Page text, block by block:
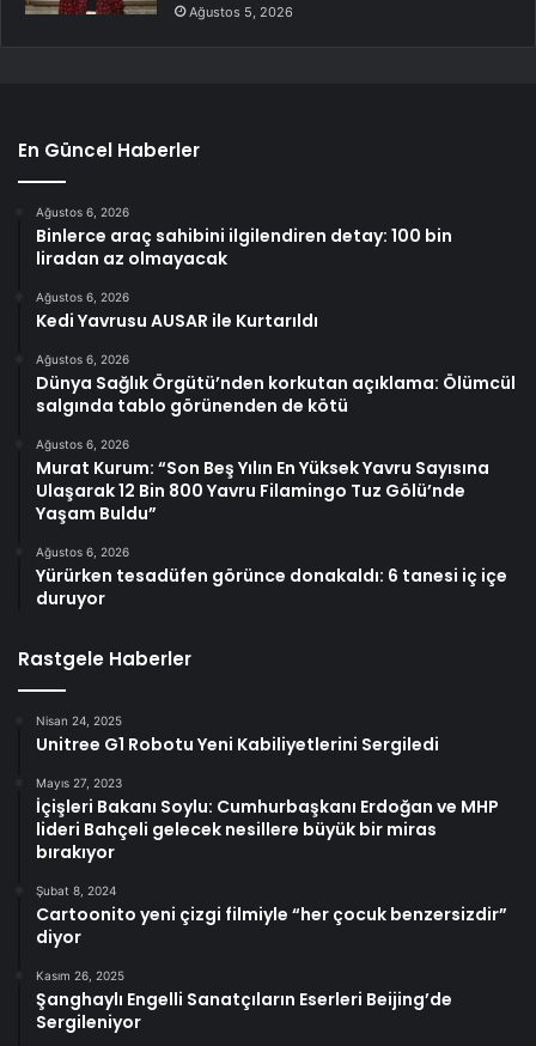
Ağustos 5, 2026
En Güncel Haberler
Ağustos 6, 2026
Binlerce araç sahibini ilgilendiren detay: 100 bin
liradan az olmayacak
Ağustos 6, 2026
Kedi Yavrusu AUSAR ile Kurtarıldı
Ağustos 6, 2026
Dünya Sağlık Örgütü’nden korkutan açıklama: Ölümcül
salgında tablo görünenden de kötü
Ağustos 6, 2026
Murat Kurum: “Son Beş Yılın En Yüksek Yavru Sayısına
Ulaşarak 12 Bin 800 Yavru Filamingo Tuz Gölü’nde
Yaşam Buldu”
Ağustos 6, 2026
Yürürken tesadüfen görünce donakaldı: 6 tanesi iç içe
duruyor
Rastgele Haberler
Nisan 24, 2025
Unitree G1 Robotu Yeni Kabiliyetlerini Sergiledi
Mayıs 27, 2023
İçişleri Bakanı Soylu: Cumhurbaşkanı Erdoğan ve MHP
lideri Bahçeli gelecek nesillere büyük bir miras
bırakıyor
Şubat 8, 2024
Cartoonito yeni çizgi filmiyle “her çocuk benzersizdir”
diyor
Kasım 26, 2025
Şanghaylı Engelli Sanatçıların Eserleri Beijing’de
Sergileniyor